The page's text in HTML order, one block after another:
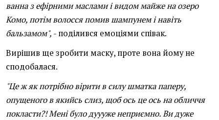
ванна з ефірними маслами і видом майже на озеро
Комо, потім волосся помив шампунем і навіть
бальзамом", - поділився емоціями співак.
Вирішив ще зробити маску, проте вона йому не
сподобалася.
"Це ж як потрібно вірити в силу шматка паперу,
опущеного в якийсь слиз, щоб ось це ось на обличчя
покласти?! Мені було дуууже неприємно. Ви дуже